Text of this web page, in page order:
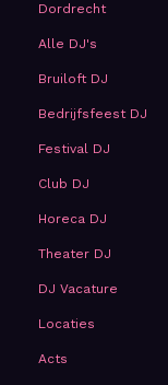
Dordrecht
Alle DJ's
Bruiloft DJ
Bedrijfsfeest DJ
Festival DJ
Club DJ
Horeca DJ
Theater DJ
DJ Vacature
Locaties
Acts